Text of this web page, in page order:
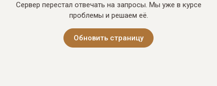
Сервер перестал отвечать на запросы. Мы уже в курсе
проблемы и решаем её.
Обновить страницу